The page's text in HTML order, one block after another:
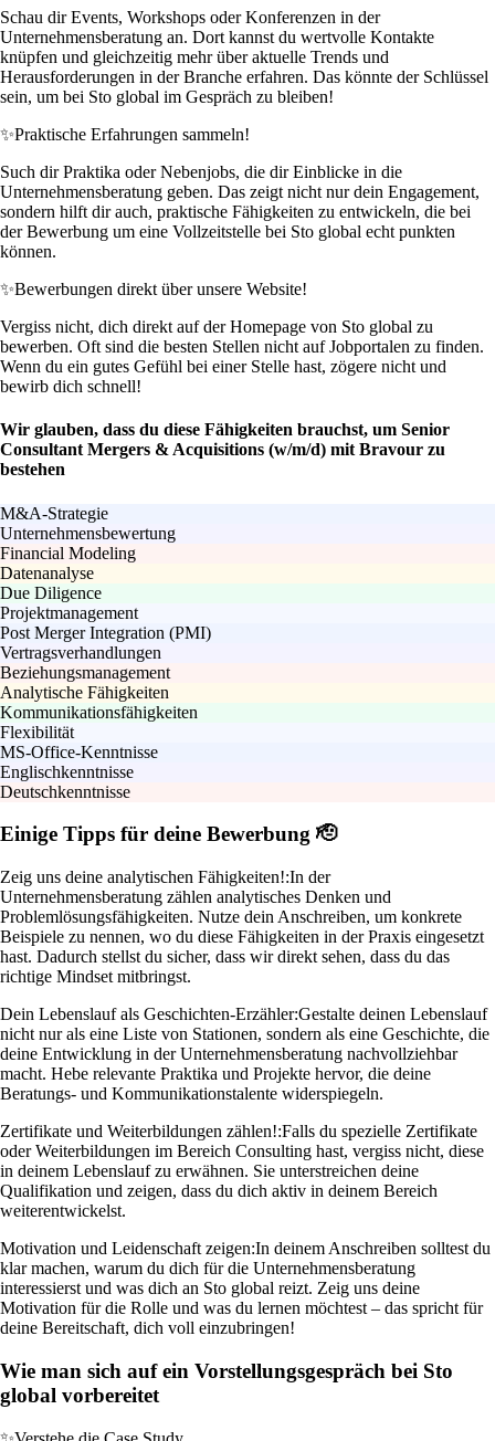
Schau dir Events, Workshops oder Konferenzen in der
Unternehmensberatung an. Dort kannst du wertvolle Kontakte
knüpfen und gleichzeitig mehr über aktuelle Trends und
Herausforderungen in der Branche erfahren. Das könnte der Schlüssel
sein, um bei Sto global im Gespräch zu bleiben!
✨Praktische Erfahrungen sammeln!
Such dir Praktika oder Nebenjobs, die dir Einblicke in die
Unternehmensberatung geben. Das zeigt nicht nur dein Engagement,
sondern hilft dir auch, praktische Fähigkeiten zu entwickeln, die bei
der Bewerbung um eine Vollzeitstelle bei Sto global echt punkten
können.
✨Bewerbungen direkt über unsere Website!
Vergiss nicht, dich direkt auf der Homepage von Sto global zu
bewerben. Oft sind die besten Stellen nicht auf Jobportalen zu finden.
Wenn du ein gutes Gefühl bei einer Stelle hast, zögere nicht und
bewirb dich schnell!
Wir glauben, dass du diese Fähigkeiten brauchst, um Senior
Consultant Mergers & Acquisitions (w/m/d) mit Bravour zu
bestehen
M&A-Strategie
Unternehmensbewertung
Financial Modeling
Datenanalyse
Due Diligence
Projektmanagement
Post Merger Integration (PMI)
Vertragsverhandlungen
Beziehungsmanagement
Analytische Fähigkeiten
Kommunikationsfähigkeiten
Flexibilität
MS-Office-Kenntnisse
Englischkenntnisse
Deutschkenntnisse
Einige Tipps für deine Bewerbung 🫡
Zeig uns deine analytischen Fähigkeiten!:In der
Unternehmensberatung zählen analytisches Denken und
Problemlösungsfähigkeiten. Nutze dein Anschreiben, um konkrete
Beispiele zu nennen, wo du diese Fähigkeiten in der Praxis eingesetzt
hast. Dadurch stellst du sicher, dass wir direkt sehen, dass du das
richtige Mindset mitbringst.
Dein Lebenslauf als Geschichten-Erzähler:Gestalte deinen Lebenslauf
nicht nur als eine Liste von Stationen, sondern als eine Geschichte, die
deine Entwicklung in der Unternehmensberatung nachvollziehbar
macht. Hebe relevante Praktika und Projekte hervor, die deine
Beratungs- und Kommunikationstalente widerspiegeln.
Zertifikate und Weiterbildungen zählen!:Falls du spezielle Zertifikate
oder Weiterbildungen im Bereich Consulting hast, vergiss nicht, diese
in deinem Lebenslauf zu erwähnen. Sie unterstreichen deine
Qualifikation und zeigen, dass du dich aktiv in deinem Bereich
weiterentwickelst.
Motivation und Leidenschaft zeigen:In deinem Anschreiben solltest du
klar machen, warum du dich für die Unternehmensberatung
interessierst und was dich an Sto global reizt. Zeig uns deine
Motivation für die Rolle und was du lernen möchtest – das spricht für
deine Bereitschaft, dich voll einzubringen!
Wie man sich auf ein Vorstellungsgespräch bei Sto
global vorbereitet